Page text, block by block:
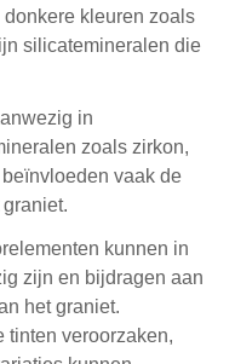
kleuren zoals
silicatemineralen die
in
zoals zirkon,
vaak de
kunnen in
zijn en bijdragen aan
het graniet.
tinten veroorzaken,